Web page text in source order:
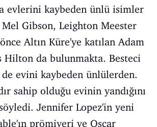
evlerini kaybeden ünlü isimler
Gibson, Leighton Meester
Altın Küre'ye katılan Adam
Hilton da bulunmakta. Besteci
evini kaybeden ünlülerden.
sahip olduğu evinin yandığını
Jennifer Lopez'in yeni
prömiyeri ve Oscar